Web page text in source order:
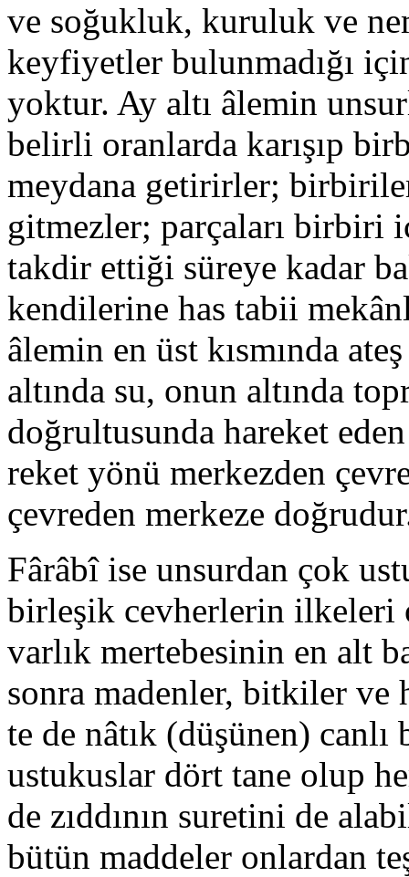
ve soğukluk, kuruluk ve
keyfiyetler bulunmadığı
yoktur. Ay altı âle­min
belirli oranlarda karışıp
meydana getirirler;
gitmez­ler; parçaları birbiri
takdir ettiği süreye ka­dar
kendilerine has tabii
âlemin en üst kısmında
al­tında su, onun altında
doğrultusunda hareket
reket yönü merkezden
çevreden merkeze
Fârâbî ise unsurdan çok
birleşik cevherlerin ilkeleri
varlık mertebesinin en alt
sonra madenler, bitki­ler
te de nâtık (düşünen)
ustukuslar dört tane olup
de zıddının suretini de
bütün maddeler onlardan